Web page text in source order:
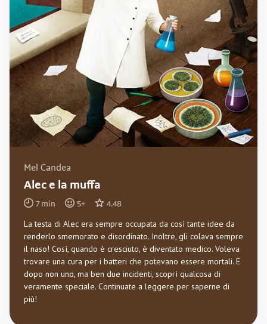
Mel Candea
Alec e la muffa
7min 5+ 4.48
La testa di Alec era sempre occupata da così tante idee da
renderlo smemorato e disordinato. Inoltre, gli colava sempre
il naso! Così, quando è cresciuto, è diventato medico. Voleva
trovare una cura per i batteri che potevano essere mortali. E
dopo non uno, ma ben due incidenti, scoprì qualcosa di
veramente speciale. Continuate a leggere per saperne di
più!